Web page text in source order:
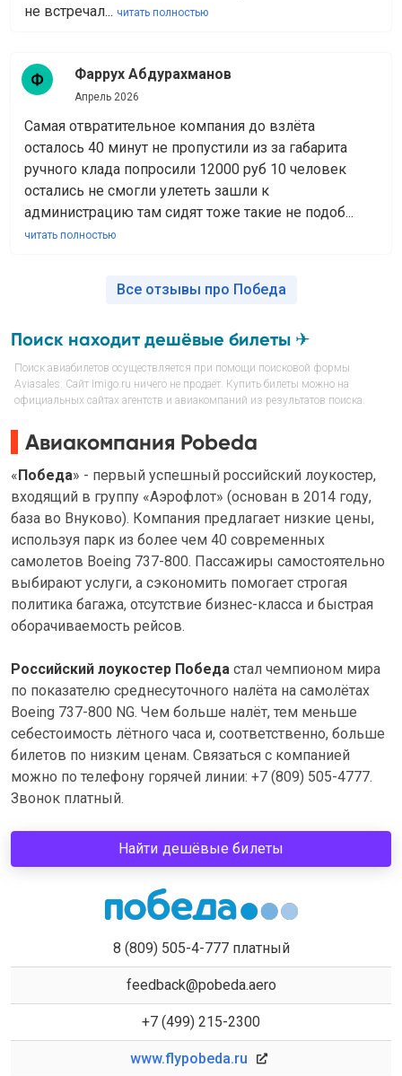
не встречал... читать полностью
Фаррух Абдурахманов
Апрель 2026
Самая отвратительное компания до взлёта
осталось 40 минут не пропустили из за габарита
ручного клада попросили 12000 руб 10 человек
остались не смогли улететь зашли к
администрацию там сидят тоже такие не подоб...
читать полностью
Все отзывы про Победа
Поиск находит дешёвые билеты ✈
Поиск авиабилетов осуществляется при помощи поисковой формы
Aviasales. Сайт Imigo.ru ничего не продаёт. Купить билеты можно на
официальных сайтах агентств и авиакомпаний из результатов поиска.
Авиакомпания Pobeda
«Победа» - первый успешный российский лоукостер,
входящий в группу «Аэрофлот» (основан в 2014 году,
база во Внуково). Компания предлагает низкие цены,
используя парк из более чем 40 современных
самолетов Boeing 737-800. Пассажиры самостоятельно
выбирают услуги, а сэкономить помогает строгая
политика багажа, отсутствие бизнес-класса и быстрая
оборачиваемость рейсов.
Российский лоукостер Победа стал чемпионом мира
по показателю среднесуточного налёта на самолётах
Boeing 737-800 NG. Чем больше налёт, тем меньше
себестоимость лётного часа и, соответственно, больше
билетов по низким ценам. Связаться с компанией
можно по телефону горячей линии: +7 (809) 505-4777.
Звонок платный.
Найти дешёвые билеты
8 (809) 505-4-777 платный
feedback@pobeda.aero
+7 (499) 215-2300
www.flypobeda.ru